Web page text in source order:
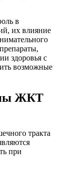
в
их влияние
здоровья с
возможные
ЖКТ
тракта
при